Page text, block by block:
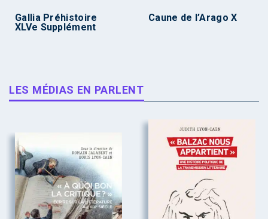
Gallia Préhistoire
XLVe Supplément
Caune de l’Arago X
LES MÉDIAS EN PARLENT